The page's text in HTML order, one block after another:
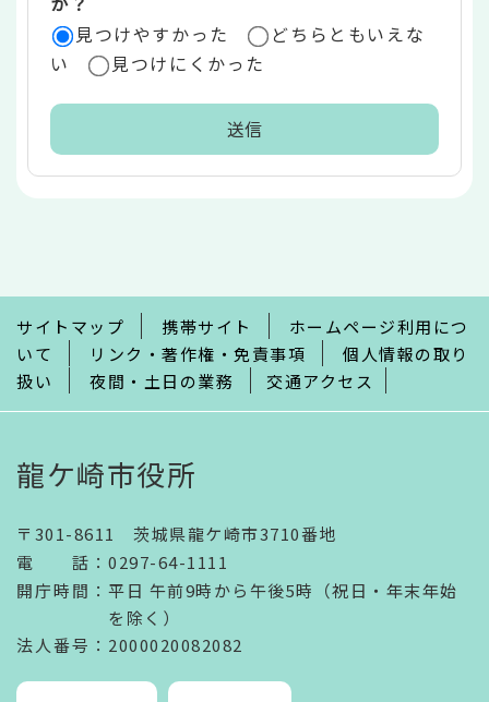
見つけやすかった
どちらともいえな
い
見つけにくかった
で
サイトマップ 携帯サイト
ホームページ利用につ
いて
リンク・著作権・免責事項
個人情報の取り
扱い
夜間・土日の業務 交通アクセス
龍ケ崎市役所
〒301-8611 茨城県龍ケ崎市3710番地
電話 ： 0297-64-1111
開庁時間 ： 平日 午前9時から午後5時（祝日・年末年始
を除く）
法人番号 ：2000020082082